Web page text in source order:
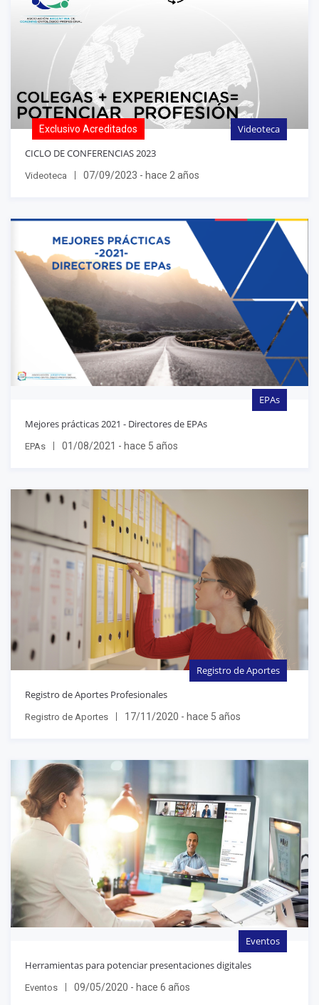
Videoteca
Exclusivo Acreditados
CICLO DE CONFERENCIAS 2023
Videoteca 07/09/2023 - hace 2 años
EPAs
Mejores prácticas 2021 - Directores de EPAs
EPAs 01/08/2021 - hace 5 años
Registro de Aportes
Registro de Aportes Profesionales
Registro de Aportes 17/11/2020 - hace 5 años
Eventos
Herramientas para potenciar presentaciones digitales
Eventos 09/05/2020 - hace 6 años